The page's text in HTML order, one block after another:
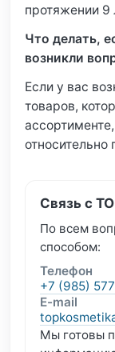
протяжении 9
Что делать,
возникли
Если у вас
товаров,
Связь с
По всем
способом:
Телефон
+7 (985)
E-mail
Мы готовы